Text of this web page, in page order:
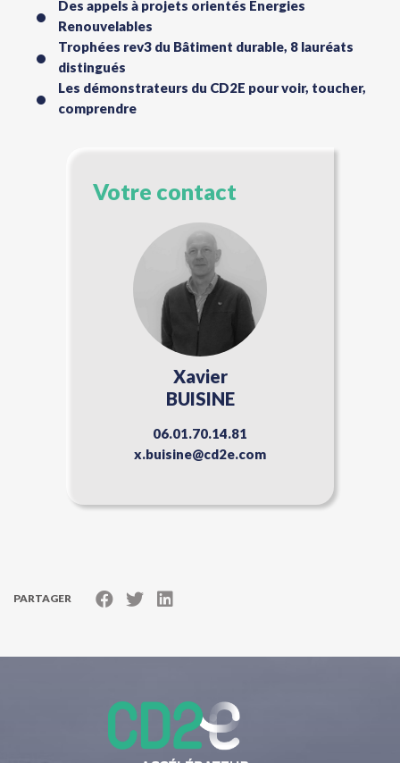
Des appels à projets orientés Énergies
Renouvelables
Trophées rev3 du Bâtiment durable, 8 lauréats
distingués
Les démonstrateurs du CD2E pour voir, toucher,
comprendre
Votre contact
Xavier
BUISINE
06.01.70.14.81
x.buisine@cd2e.com
PARTAGER